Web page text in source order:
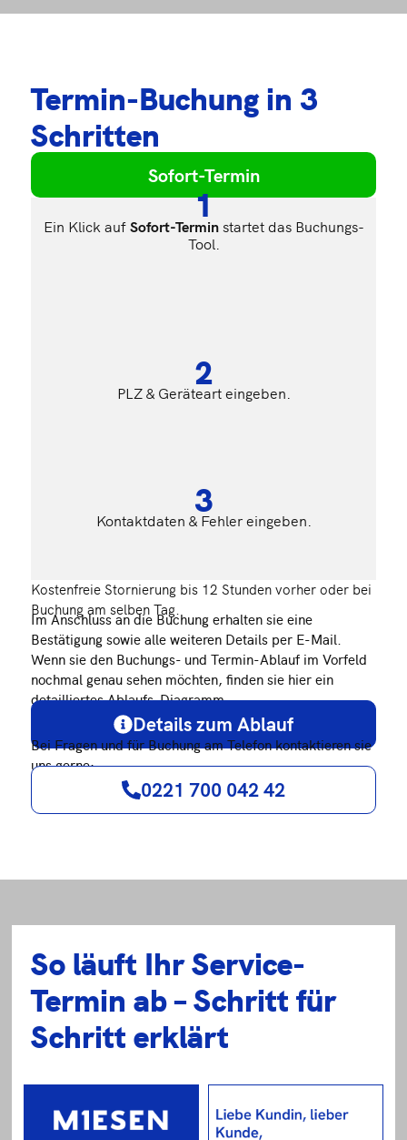
Termin-Buchung in 3
Schritten
Sofort-Termin
1
Ein Klick aufSofort-Terminstartet das Buchungs-
Tool.
2
PLZ & Geräteart eingeben.
3
Kontaktdaten & Fehler eingeben.
Kostenfreie Stornierung bis 12 Stunden vorher oder bei
Buchung am selben Tag.
Im Anschluss an die Buchung erhalten sie eine
Bestätigung sowie alle weiteren Details per E-Mail.
Wenn sie den Buchungs- und Termin-Ablauf im Vorfeld
nochmal genau sehen möchten, finden sie hier ein
detailliertes Ablaufs-Diagramm.
Details zum Ablauf
Bei Fragen und für Buchung am Telefon kontaktieren sie
uns gerne:
0221 700 042 42
So läuft Ihr Service-
Termin ab – Schritt für
Schritt erklärt